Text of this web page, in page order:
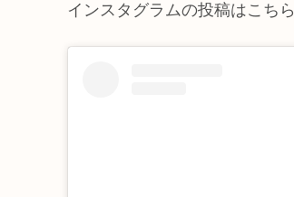
インスタグラムの投稿はこちら